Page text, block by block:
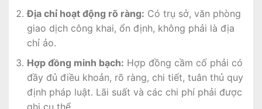
Địa chỉ hoạt động rõ ràng: Có trụ sở, văn phòng
giao dịch công khai, ổn định, không phải là địa
chỉ ảo.
Hợp đồng minh bạch: Hợp đồng cầm cố phải có
đầy đủ điều khoản, rõ ràng, chi tiết, tuân thủ quy
định pháp luật. Lãi suất và các chi phí phải được